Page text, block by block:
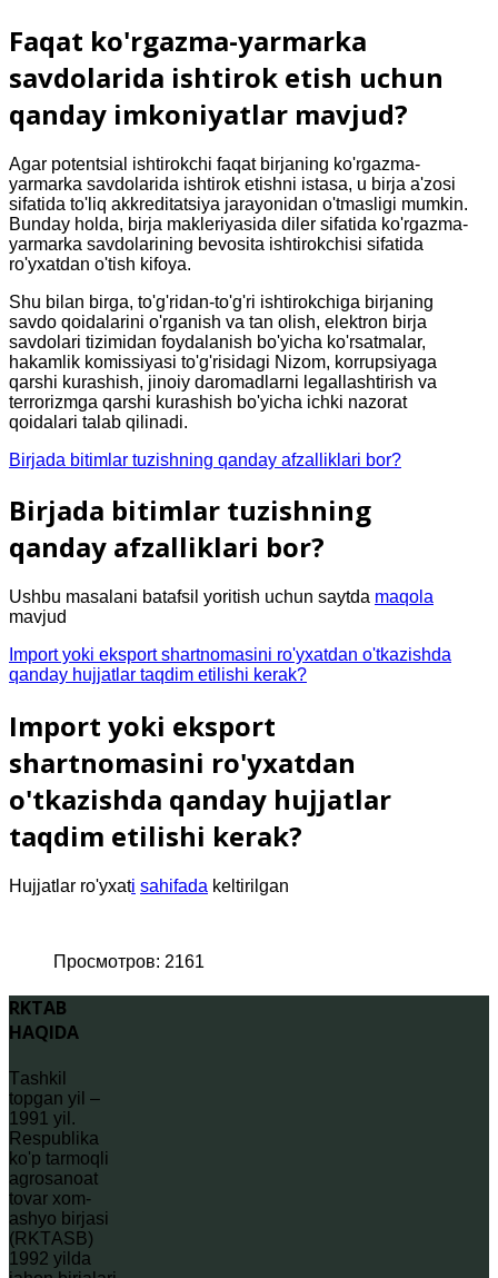
Faqat ko'rgazma-yarmarka
savdolarida ishtirok etish uchun
qanday imkoniyatlar mavjud?
Agar potentsial ishtirokchi faqat birjaning ko'rgazma-
yarmarka savdolarida ishtirok etishni istasa, u birja a'zosi
sifatida to'liq akkreditatsiya jarayonidan o'tmasligi mumkin.
Bunday holda, birja makleriyasida diler sifatida ko'rgazma-
yarmarka savdolarining bevosita ishtirokchisi sifatida
ro'yxatdan o'tish kifoya.
Shu bilan birga, to'g'ridan-to'g'ri ishtirokchiga birjaning
savdo qoidalarini o'rganish va tan olish, elektron birja
savdolari tizimidan foydalanish bo'yicha ko'rsatmalar,
hakamlik komissiyasi to'g'risidagi Nizom, korrupsiyaga
qarshi kurashish, jinoiy daromadlarni legallashtirish va
terrorizmga qarshi kurashish bo'yicha ichki nazorat
qoidalari talab qilinadi.
Birjada bitimlar tuzishning qanday afzalliklari bor?
Birjada bitimlar tuzishning
qanday afzalliklari bor?
Ushbu masalani batafsil yoritish uchun saytda maqola
mavjud
Import yoki eksport shartnomasini ro'yxatdan o'tkazishda
qanday hujjatlar taqdim etilishi kerak?
Import yoki eksport
shartnomasini ro'yxatdan
o'tkazishda qanday hujjatlar
taqdim etilishi kerak?
Hujjatlar ro'yxati sahifada keltirilgan
Просмотров: 2161
RKTAB
HAQIDA
Tаshkil
topgаn yil –
1991 yil.
Rеspublikа
ko'p tarmoqli
agrosаnoаt
tovar xom-
ashyo birjаsi
(RKTАSB)
1992 yildа